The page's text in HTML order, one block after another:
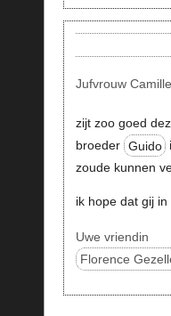
Jufvrouw Camille
zijt zoo goed
broeder Guido
zoude kunnen
ik hope dat gij
Uwe vriendin
Florence